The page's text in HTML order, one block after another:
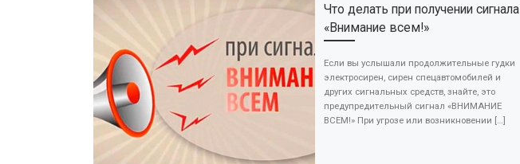
Что делать при получении сигнала
«Внимание всем!»
Если вы услышали продолжительные гудки
электросирен, сирен спецавтомобилей и
других сигнальных средств, знайте, это
предупредительный сигнал «ВНИМАНИЕ
ВСЕМ!» При угрозе или возникновении […]